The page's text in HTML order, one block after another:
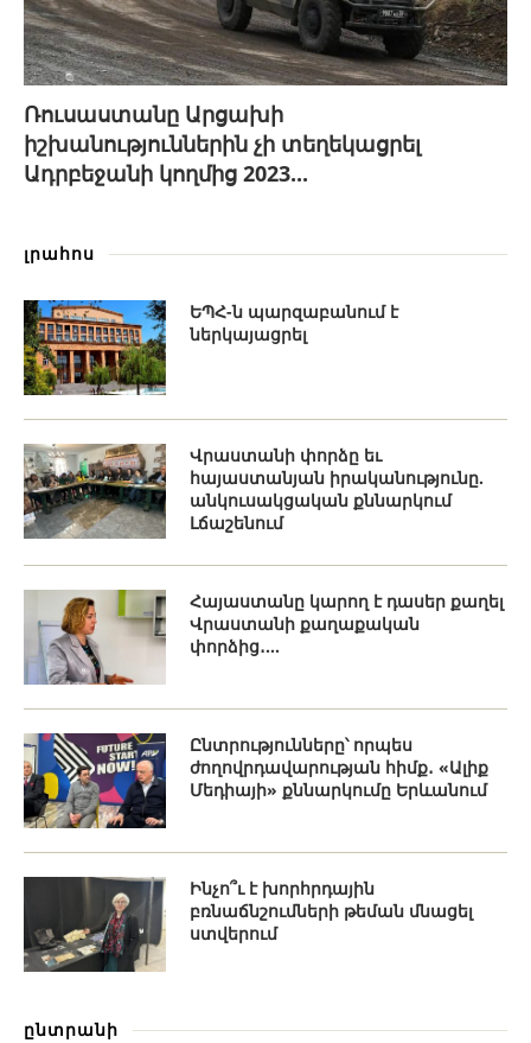
Ռուսաստանը Արցախի
իշխանություններին չի տեղեկացրել
Ադրբեջանի կողմից 2023...
լրահոս
ԵՊՀ-ն պարզաբանում է
ներկայացրել
Վրաստանի փորձը եւ
հայաստանյան իրականությունը.
անկուսակցական քննարկում
Լճաշենում
Հայաստանը կարող է դասեր քաղել
Վրաստանի քաղաքական
փորձից․...
Ընտրությունները՝ որպես
ժողովրդավարության հիմք․ «Ալիք
Մեդիայի» քննարկումը Երևանում
Ինչո՞ւ է խորհրդային
բռնաճնշումների թեման մնացել
ստվերում
ընտրանի